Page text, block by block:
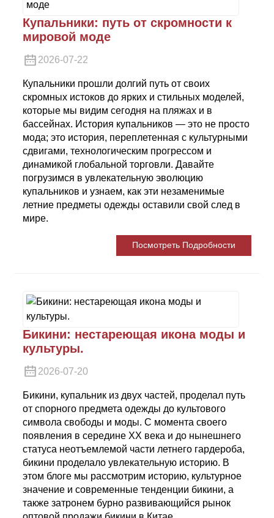
Купальники: путь от скромности к
мировой моде
2026-07-22
Купальники прошли долгий путь от своих
скромных истоков до ярких и стильных моделей,
которые мы видим сегодня на пляжах и в
бассейнах. История купальников — это не просто
мода; это история, переплетенная с культурными
сдвигами, технологическим прогрессом и
динамикой глобальной торговли. Давайте
погрузимся в увлекательную эволюцию
купальников и узнаем, как эти незаменимые
летние предметы одежды оставили свой след в
мире.
Посмотреть Подробности
Бикини: нестареющая икона моды и
культуры.
2026-07-20
Бикини, купальник из двух частей, проделал путь
от спорного предмета одежды до культового
символа свободы и моды. С момента своего
появления в середине XX века и до нынешнего
статуса неотъемлемой части летнего гардероба,
бикини проделало увлекательную историю. В
этом блоге мы рассмотрим историю, культурное
значение и современные тенденции бикини, а
также затронем бурно развивающийся рынок